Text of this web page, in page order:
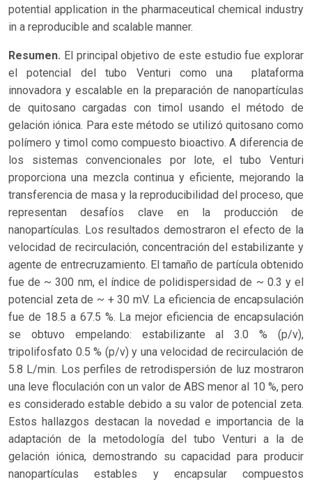
potential application in the pharmaceutical chemical industry
in a reproducible and scalable manner.
Resumen. El principal objetivo de este estudio fue explorar
el potencial del tubo Venturi como una plataforma
innovadora y escalable en la preparación de nanopartículas
de quitosano cargadas con timol usando el método de
gelación iónica. Para este método se utilizó quitosano como
polímero y timol como compuesto bioactivo. A diferencia de
los sistemas convencionales por lote, el tubo Venturi
proporciona una mezcla continua y eficiente, mejorando la
transferencia de masa y la reproducibilidad del proceso, que
representan desafíos clave en la producción de
nanopartículas. Los resultados demostraron el efecto de la
velocidad de recirculación, concentración del estabilizante y
agente de entrecruzamiento. El tamaño de partícula obtenido
fue de ~ 300 nm, el índice de polidispersidad de ~ 0.3 y el
potencial zeta de ~ + 30 mV. La eficiencia de encapsulación
fue de 18.5 a 67.5 %. La mejor eficiencia de encapsulación
se obtuvo empelando: estabilizante al 3.0 % (p/v),
tripolifosfato 0.5 % (p/v) y una velocidad de recirculación de
5.8 L/min. Los perfiles de retrodispersión de luz mostraron
una leve floculación con un valor de ABS menor al 10 %, pero
es considerado estable debido a su valor de potencial zeta.
Estos hallazgos destacan la novedad e importancia de la
adaptación de la metodología del tubo Venturi a la de
gelación iónica, demostrando su capacidad para producir
nanopartículas estables y encapsular compuestos